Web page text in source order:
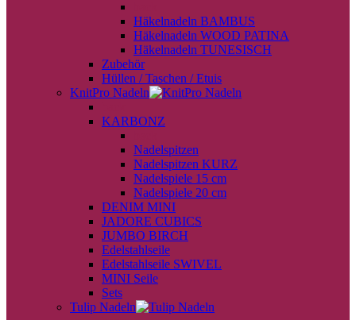
Häkelnadeln BAMBUS
Häkelnadeln WOOD PATINA
Häkelnadeln TUNESISCH
Zubehör
Hüllen / Taschen / Etuis
KnitPro Nadeln
KARBONZ
Nadelspitzen
Nadelspitzen KURZ
Nadelspiele 15 cm
Nadelspiele 20 cm
DENIM MINI
JADORE CUBICS
JUMBO BIRCH
Edelstahlseile
Edelstahlseile SWIVEL
MINI Seile
Sets
Tulip Nadeln